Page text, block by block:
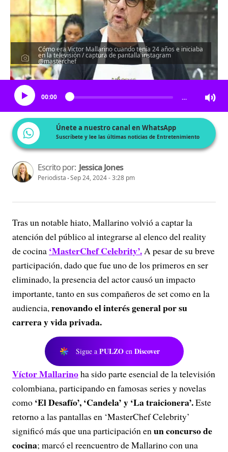
Cómo era Victor Mallarino cuando tenía 24 años e iniciaba
en la televisión / captura de pantalla instagram
@masterchef
Escucha el artículo
00:00 …
Únete a nuestro canal en WhatsApp
Suscríbete y lee las últimas noticias de Entretenimiento
Escrito por: Jessica Jones
Periodista Sep 24, 2024 - 3:28 pm
Tras un notable hiato, Mallarino volvió a captar la
atención del público al integrarse al elenco del reality
de cocina ‘MasterChef Celebrity’.A pesar de su breve
participación, dado que fue uno de los primeros en ser
eliminado, la presencia del actor causó un impacto
importante, tanto en sus compañeros de set como en la
audiencia,renovando el interés general por su
carrera y vida privada.
Sigue a PULZO en Discover
Víctor Mallarinoha sido parte esencial de la televisión
colombiana, participando en famosas series y novelas
como ‘El Desafío’, ‘Candela’ y ‘La traicionera’.Este
retorno a las pantallas en ‘MasterChef Celebrity’
significó más que una participación enun concurso de
cocina; marcó el reencuentro de Mallarino con una